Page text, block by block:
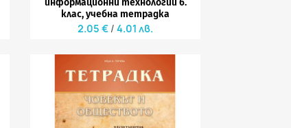
информационни технологии 6.
клас, учебна тетрадка
2.05 € 4.01 лв.
Бърз преглед